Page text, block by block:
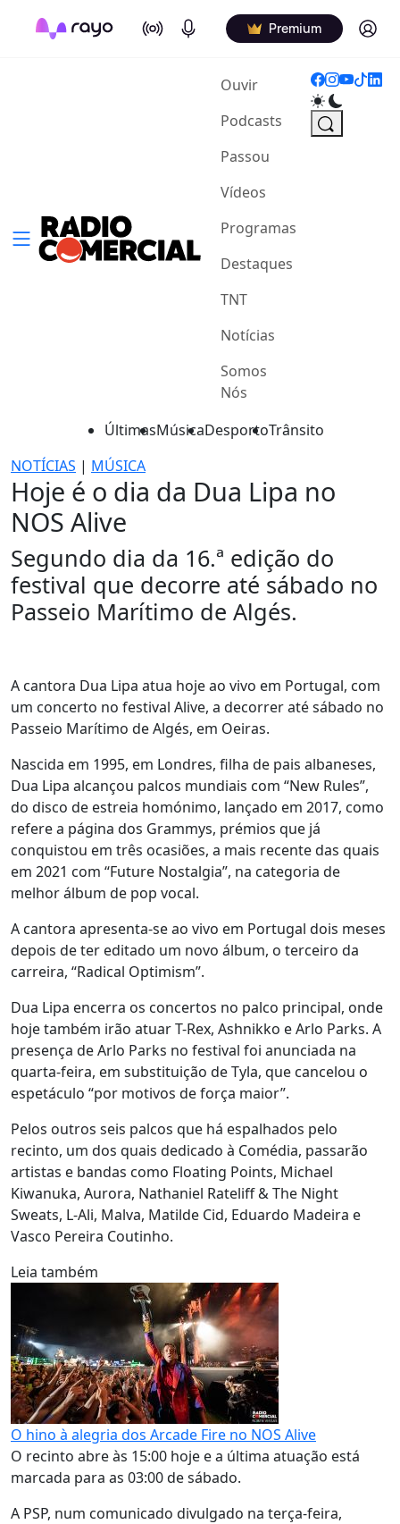
On Air Podcasts Premium Log in
Ouvir(current)
Podcasts
Passou
Vídeos
Programas
Destaques
TNT
Notícias
Somos
Nós
ÚltimasMúsicaDesportoTrânsito
NOTÍCIAS | MÚSICA
Hoje é o dia da Dua Lipa no
NOS Alive
Segundo dia da 16.ª edição do
festival que decorre até sábado no
Passeio Marítimo de Algés.
A cantora Dua Lipa atua hoje ao vivo em Portugal, com
um concerto no festival Alive, a decorrer até sábado no
Passeio Marítimo de Algés, em Oeiras.
Nascida em 1995, em Londres, filha de pais albaneses,
Dua Lipa alcançou palcos mundiais com “New Rules”,
do disco de estreia homónimo, lançado em 2017, como
refere a página dos Grammys, prémios que já
conquistou em três ocasiões, a mais recente das quais
em 2021 com “Future Nostalgia”, na categoria de
melhor álbum de pop vocal.
A cantora apresenta-se ao vivo em Portugal dois meses
depois de ter editado um novo álbum, o terceiro da
carreira, “Radical Optimism”.
Dua Lipa encerra os concertos no palco principal, onde
hoje também irão atuar T-Rex, Ashnikko e Arlo Parks. A
presença de Arlo Parks no festival foi anunciada na
quarta-feira, em substituição de Tyla, que cancelou o
espetáculo “por motivos de força maior”.
Pelos outros seis palcos que há espalhados pelo
recinto, um dos quais dedicado à Comédia, passarão
artistas e bandas como Floating Points, Michael
Kiwanuka, Aurora, Nathaniel Rateliff & The Night
Sweats, L-Ali, Malva, Matilde Cid, Eduardo Madeira e
Vasco Pereira Coutinho.
Leia também
O hino à alegria dos Arcade Fire no NOS Alive
O recinto abre às 15:00 hoje e a última atuação está
marcada para as 03:00 de sábado.
A PSP, num comunicado divulgado na terça-feira,